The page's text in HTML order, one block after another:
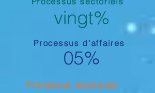
vingt%
Processus d'affaires
05%
Processus atypiques